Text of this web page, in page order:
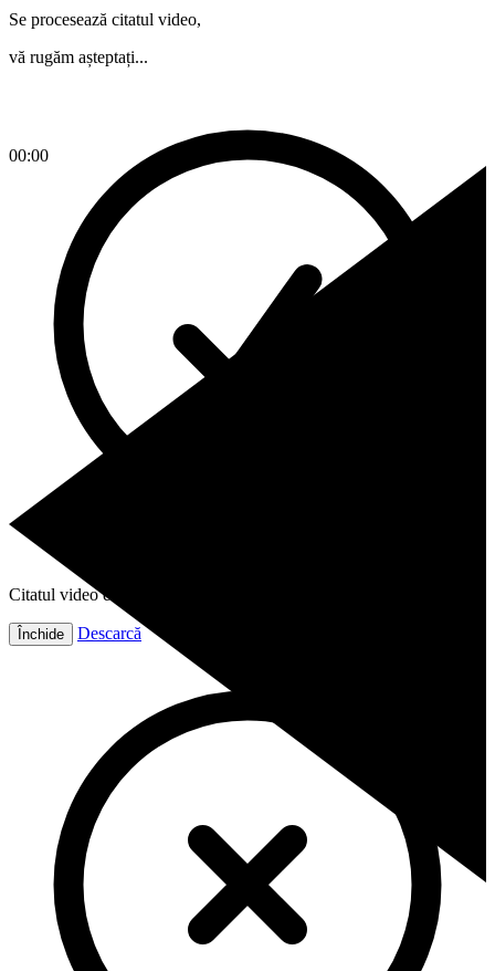
00:00
Se procesează citatul video,
vă rugăm așteptați...
Citatul video este gata!
Închide Descarcă